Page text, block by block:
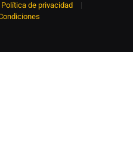
Política de privacidad